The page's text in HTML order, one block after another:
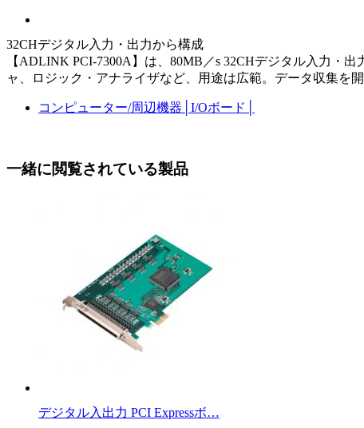
32CHデジタル入力・出力から構成
【ADLINK PCI-7300A】は、80MB／s 32CHデジタル入力・
ャ、ロジック・アナライザなど、用途は広範。データ収集を
コンピューター/周辺機器 I/Oボード
一緒に閲覧されている製品
デジタル入出力 PCI Expressボ…